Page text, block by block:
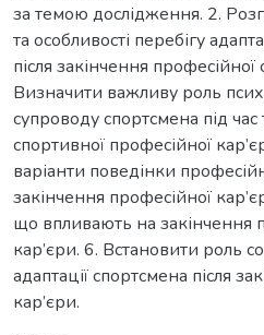
за темою дослідження. 2.
та особливості перебігу
після закінчення
Визначити важливу роль
супроводу спортсмена під час
спортивної професійної
варіанти поведінки
закінчення професійної
що впливають на закінчення
кар’єри. 6. Встановити роль
адаптації спортсмена після
кар’єри.